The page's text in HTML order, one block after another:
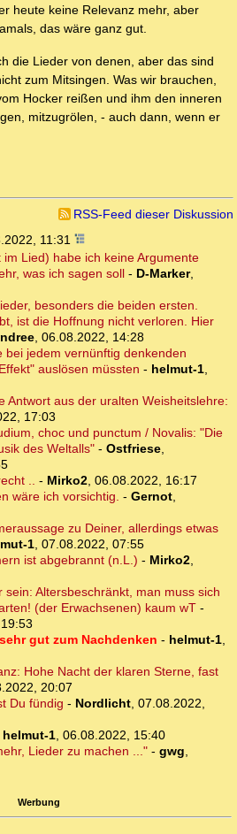
heute keine Relevanz mehr, aber
das wäre ganz gut.
die Lieder von denen, aber das sind
zum Mitsingen. Was wir brauchen,
Hocker reißen und ihm den inneren
mitzugrölen, - auch dann, wenn er
RSS-Feed dieser Diskussion
11:31
Lied) habe ich keine Argumente
was ich sagen soll - D-Marker,
besonders die beiden ersten.
ist die Hoffnung nicht verloren. Hier
, 06.08.2022, 14:28
bei jedem vernünftig denkenden
auslösen müssten - helmut-1,
Antwort aus der uralten Weisheitslehre:
17:03
choc und punctum / Novalis: "Die
des Weltalls" - Ostfriese,
.. - Mirko2, 06.08.2022, 16:17
wäre ich vorsichtig. - Gernot,
zu Deiner, allerdings etwas
1, 07.08.2022, 07:55
ist abgebrannt (n.L.) - Mirko2,
sein: Altersbeschränkt, man muss sich
(der Erwachsenen) kaum wT -
gut zum Nachdenken - helmut-1,
Hohe Nacht der klaren Sterne, fast
20:07
Du fündig - Nordlicht, 07.08.2022,
helmut-1, 06.08.2022, 15:40
Lieder zu machen ..."- gwg,
Werbung